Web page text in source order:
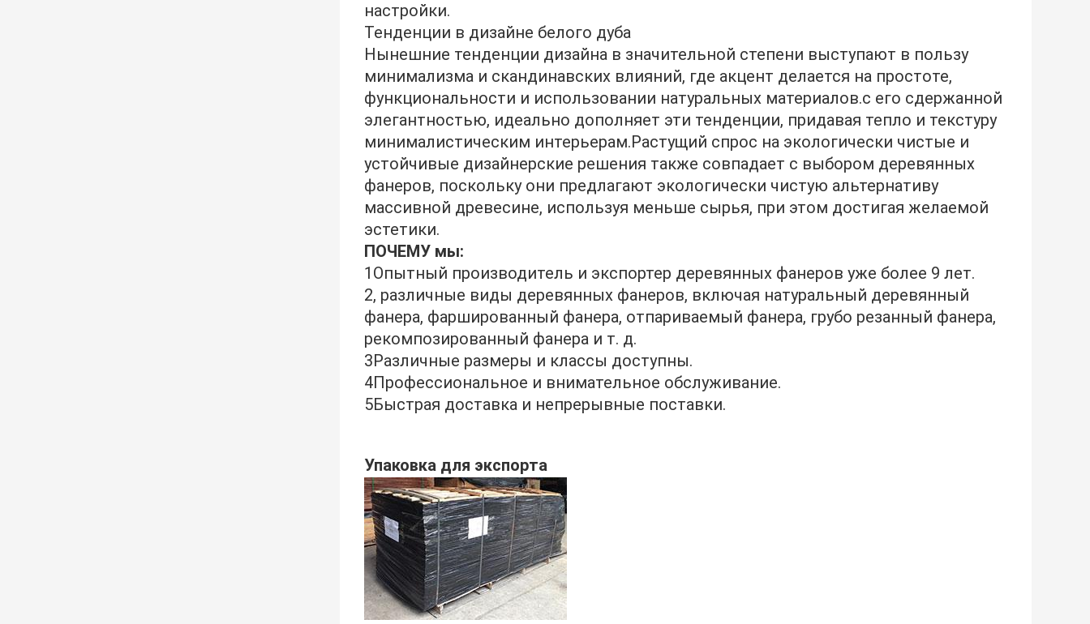
настройки.
Тенденции в дизайне белого дуба
Нынешние тенденции дизайна в значительной степени выступают в пользу
минимализма и скандинавских влияний, где акцент делается на простоте,
функциональности и использовании натуральных материалов.с его сдержанной
элегантностью, идеально дополняет эти тенденции, придавая тепло и текстуру
минималистическим интерьерам.Растущий спрос на экологически чистые и
устойчивые дизайнерские решения также совпадает с выбором деревянных
фанеров, поскольку они предлагают экологически чистую альтернативу
массивной древесине, используя меньше сырья, при этом достигая желаемой
эстетики.
ПОЧЕМУ мы:
1Опытный производитель и экспортер деревянных фанеров уже более 9 лет.
2, различные виды деревянных фанеров, включая натуральный деревянный
фанера, фаршированный фанера, отпариваемый фанера, грубо резанный фанера,
рекомпозированный фанера и т. д.
3Различные размеры и классы доступны.
4Профессиональное и внимательное обслуживание.
5Быстрая доставка и непрерывные поставки.
Упаковка для экспорта